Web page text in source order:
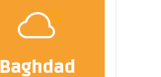
Baghdad